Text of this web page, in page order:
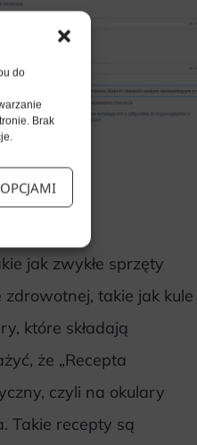
do
Brak
jak zwykłe sprzęty
takie jak kule
które składają
że „Recepta
czyli na okulary
Takie recepty są